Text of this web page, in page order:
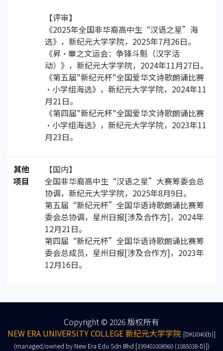
【评审】
《2025年全国非华裔高中生“汉语之星”海
选》，新纪元大学学院，2025年7月26日。
《昇·崋之文运会：争锋斗魁（汉字活
动）》，新纪元大学学院，2024年11月27日。
《第五届"新纪元杯"全国爱华文诗歌朗诵比赛
·小学组海选》，新纪元大学学院，2024年11
月21日。
《第四届"新纪元杯"全国爱华文诗歌朗诵比赛
·小学组海选》，新纪元大学学院，2023年11
月23日。
其他
项目
【国内】
全国非华裔高中生“汉语之星”大赛筹委会总
协调，新纪元大学学院，2025年8月9日。
第五届“新纪元杯”全国华语诗歌朗诵比赛筹
委会总协调，星州日报[涉及合作方]，2024年
12月21日。
第四届“新纪元杯”全国华语诗歌朗诵比赛筹
委会总成员，星州日报[涉及合作方]，2023年
12月16日。
Copyright © 2026 版权所有
NEW ERA UNIVERSITY COLLEGE 新纪元大学学院 [DKU040(b)]
(managed/owned by New Era Edu Sdn Bhd [199401008960 (1085038-D)])